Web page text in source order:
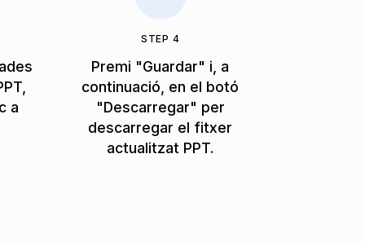
a
STEP 4
Premi "Guardar" i, a
continuació, en el botó
"Descarregar" per
descarregar el fitxer
actualitzat PPT.